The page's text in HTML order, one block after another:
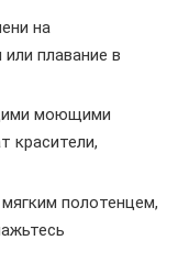
на
плавание в
моющими
красители,
полотенцем,